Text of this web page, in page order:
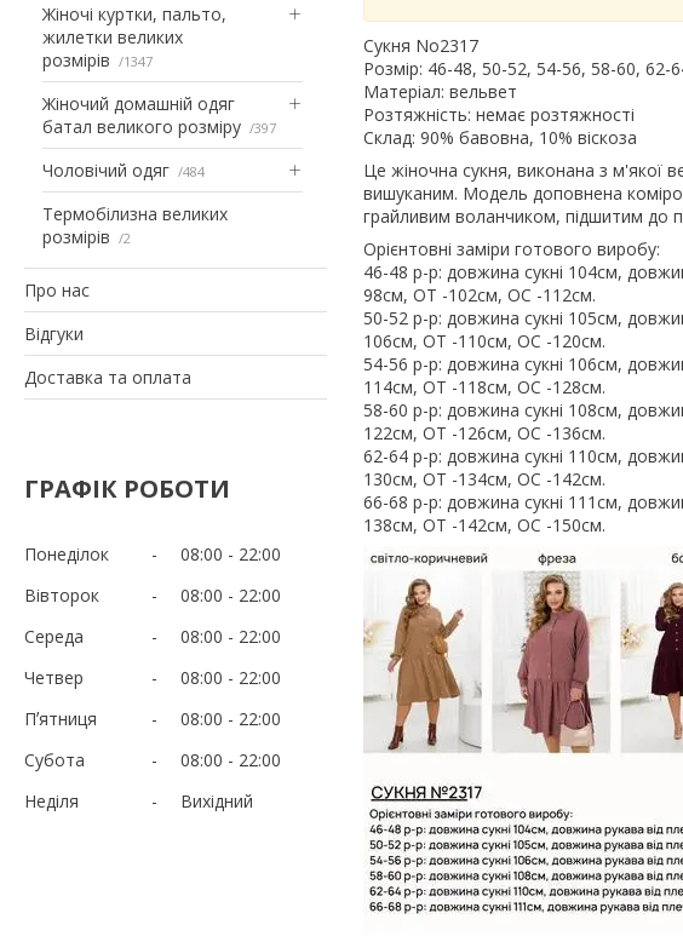
Жіночі куртки, пальто,
жилетки великих
розмірів
1347
Жіночий домашній одяг
батал великого розміру
397
Чоловічий одяг 484
Термобілизна великих
розмірів
2
Про нас
Відгуки
Доставка та оплата
ГРАФІК РОБОТИ
Понеділок 08:00
22:00
Вівторок
08:00
22:00
Середа
08:00
22:00
Четвер
08:00
22:00
Пʼятниця
08:00
22:00
Субота
08:00
22:00
Неділя
Вихідний
Сукня No2317
Розмір: 46-48, 50-52, 54-56, 58-60, 62-
Матеріал: вельвет
Розтяжність: немає розтяжності
Склад: 90% бавовна, 10% віскоза
Це жіночна сукня, виконана з м'якої
вишуканим. Модель доповнена
грайливим воланчиком, підшитим до
Орієнтовні заміри готового виробу:
46-48 р-р: довжина сукні 104см,
98см, ОТ -102см, ОС -112см.
50-52 р-р: довжина сукні 105см,
106см, ОТ -110см, ОС -120см.
54-56 р-р: довжина сукні 106см,
114см, ОТ -118см, ОС -128см.
58-60 р-р: довжина сукні 108см,
122см, ОТ -126см, ОС -136см.
62-64 р-р: довжина сукні 110см,
130см, ОТ -134см, ОС -142см.
66-68 р-р: довжина сукні 111см,
138см, ОТ -142см, ОС -150см.